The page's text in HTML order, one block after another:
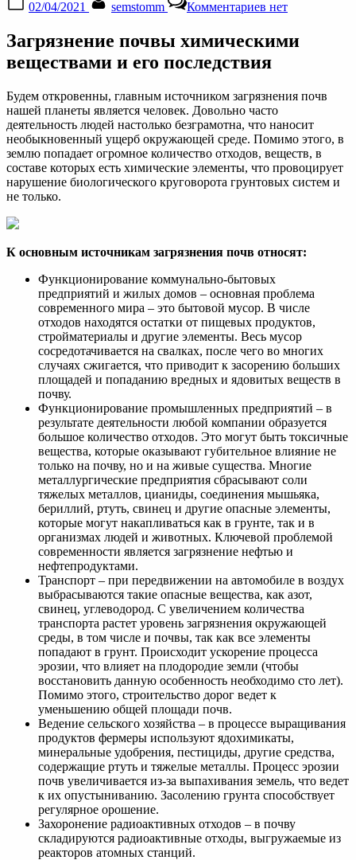
on
02/04/2021 semstomm Комментариевзаписи
загрязнения
что
почву
и
что
с
этим
делать?
нет
Загрязнение почвы химическими
веществами и его последствия
Будем откровенны, главным источником загрязнения почв
нашей планеты является человек. Довольно часто
деятельность людей настолько безграмотна, что наносит
необыкновенный ущерб окружающей среде. Помимо этого, в
землю попадает огромное количество отходов, веществ, в
составе которых есть химические элементы, что провоцирует
нарушение биологического круговорота грунтовых систем и
не только.
К основным источникам загрязнения почв относят:
Функционирование коммунально-бытовых
предприятий и жилых домов – основная проблема
современного мира – это бытовой мусор. В числе
отходов находятся остатки от пищевых продуктов,
стройматериалы и другие элементы. Весь мусор
сосредотачивается на свалках, после чего во многих
случаях сжигается, что приводит к засорению больших
площадей и попаданию вредных и ядовитых веществ в
почву.
Функционирование промышленных предприятий – в
результате деятельности любой компании образуется
большое количество отходов. Это могут быть токсичные
вещества, которые оказывают губительное влияние не
только на почву, но и на живые существа. Многие
металлургические предприятия сбрасывают соли
тяжелых металлов, цианиды, соединения мышьяка,
бериллий, ртуть, свинец и другие опасные элементы,
которые могут накапливаться как в грунте, так и в
организмах людей и животных. Ключевой проблемой
современности является загрязнение нефтью и
нефтепродуктами.
Транспорт – при передвижении на автомобиле в воздух
выбрасываются такие опасные вещества, как азот,
свинец, углеводород. С увеличением количества
транспорта растет уровень загрязнения окружающей
среды, в том числе и почвы, так как все элементы
попадают в грунт. Происходит ускорение процесса
эрозии, что влияет на плодородие земли (чтобы
восстановить данную особенность необходимо сто лет).
Помимо этого, строительство дорог ведет к
уменьшению общей площади почв.
Ведение сельского хозяйства – в процессе выращивания
продуктов фермеры используют ядохимикаты,
минеральные удобрения, пестициды, другие средства,
содержащие ртуть и тяжелые металлы. Процесс эрозии
почв увеличивается из-за выпахивания земель, что ведет
к их опустыниванию. Засолению грунта способствует
регулярное орошение.
Захоронение радиоактивных отходов – в почву
складируются радиоактивные отходы, выгружаемые из
реакторов атомных станций.